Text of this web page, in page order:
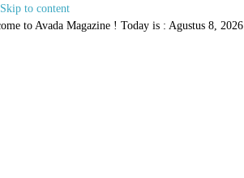
Skip to content
to Avada Magazine ! Today is : Agustus 8, 2026